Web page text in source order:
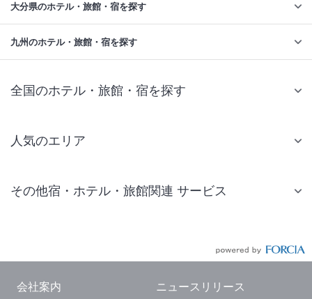
大分県のホテル・旅館・宿を探す
九州のホテル・旅館・宿を探す
全国のホテル・旅館・宿を探す
人気のエリア
仙台 ホテル
東京ドーム ホテル
その他宿・ホテル・旅館関連 サービス
会社案内 ニュースリリース